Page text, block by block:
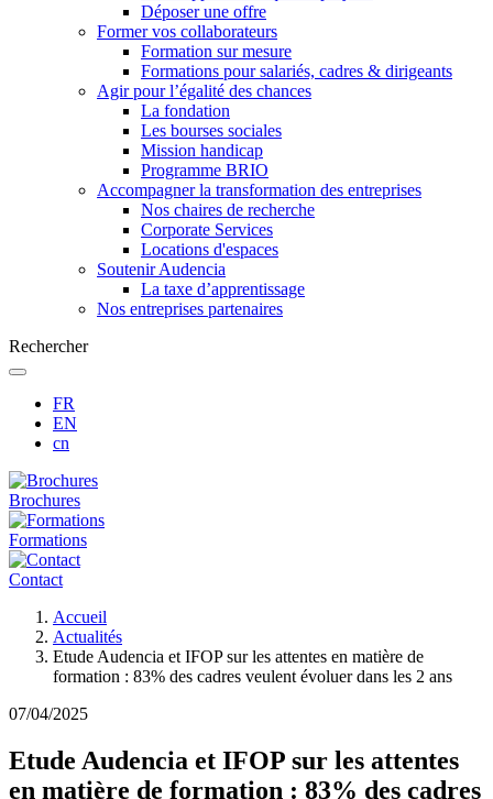
Déposer une offre
Former vos collaborateurs
Formation sur mesure
Formations pour salariés, cadres & dirigeants
Agir pour l’égalité des chances
La fondation
Les bourses sociales
Mission handicap
Programme BRIO
Accompagner la transformation des entreprises
Nos chaires de recherche
Corporate Services
Locations d'espaces
Soutenir Audencia
La taxe d’apprentissage
Nos entreprises partenaires
Rechercher
FR
EN
cn
Brochures
Formations
Contact
d'Ariane
Accueil
Actualités
Etude Audencia et IFOP sur les attentes en matière de
formation : 83% des cadres veulent évoluer dans les 2 ans
07/04/2025
Etude Audencia et IFOP sur les attentes
en matière de formation : 83% des cadres